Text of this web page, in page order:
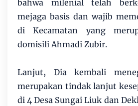
bahwa milenial telah
mejaga basis dan wajib
di Kecamatan yang
domisili Ahmadi Zubir.
Lanjut, Dia kembali
merupakan tindak lanjut
di 4 Desa Sungai Liuk dan